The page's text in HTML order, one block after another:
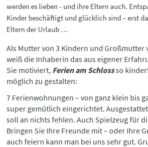
werden es lieben - und ihre Eltern auch.
Kinder beschäftigt und glücklich sind – erst
Eltern der Urlaub …
Als Mutter von 3 Kindern und Großmutter
weiß die Inhaberin das aus eigener
Sie motiviert, Ferien am Schlossso
möglich zu gestalten:
7 Ferienwohnungen – von ganz klein bis
super gemütlich eingerichtet. Ausgestattet
soll an nichts fehlen. Auch Spielzeug für
Bringen Sie Ihre Freunde mit – oder Ihre
auch feiern kann man bei uns sehr gut.